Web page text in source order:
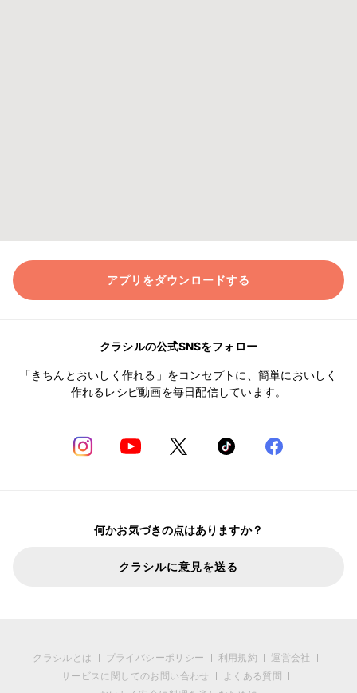
アプリをダウンロードする
クラシルの公式SNSをフォロー
「きちんとおいしく作れる」をコンセプトに、簡単においしく
作れるレシピ動画を毎日配信しています。
何かお気づきの点はありますか？
クラシルに意見を送る
クラシルとは プライバシーポリシー 利用規約
運営会社
サービスに関してのお問い合わせ
よくある質問